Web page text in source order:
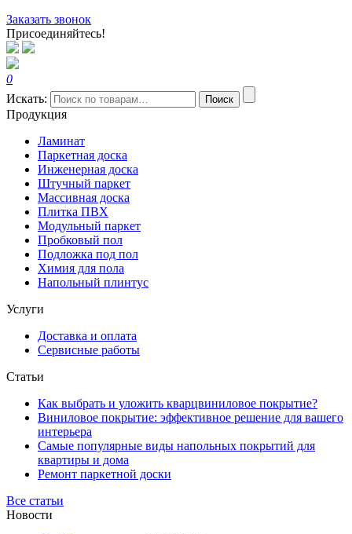
Заказать звонок
Присоединяйтесь!
0
Искать:
Поиск
Продукция
Ламинат
Паркетная доска
Инженерная доска
Штучный паркет
Массивная доска
Плитка ПВХ
Модульный паркет
Пробковый пол
Подложка под пол
Химия для пола
Напольный плинтус
Услуги
Доставка и оплата
Сервисные работы
Статьи
Как выбрать и уложить кварцвиниловое покрытие?
Виниловое покрытие: эффективное решение для вашего
интерьера
Самые популярные виды напольных покрытий для
квартиры и дома
Ремонт паркетной доски
Все статьи
Новости